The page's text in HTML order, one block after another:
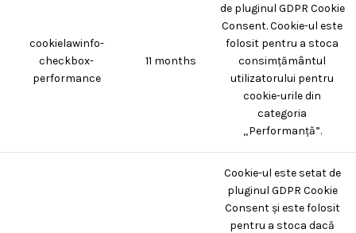
cookielawinfo-
checkbox-
performance
11 months
de pluginul GDPR Cookie
Consent. Cookie-ul este
folosit pentru a stoca
consimțământul
utilizatorului pentru
cookie-urile din
categoria
„Performanță”.
Cookie-ul este setat de
pluginul GDPR Cookie
Consent și este folosit
pentru a stoca dacă